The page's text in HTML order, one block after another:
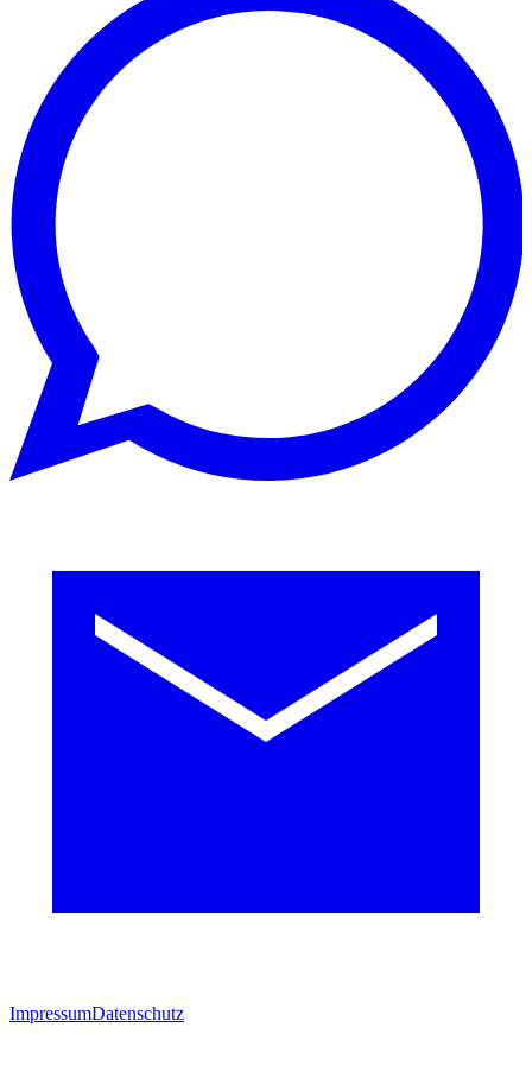
ImpressumDatenschutz